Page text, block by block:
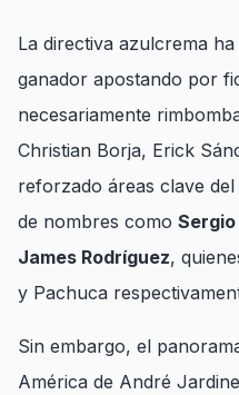
La directiva azulcrema
ganador apostando por
necesariamente
Christian Borja, Erick
reforzado áreas clave
de nombres como
James Rodríguez,
y Pachuca
Sin embargo, el
América de André